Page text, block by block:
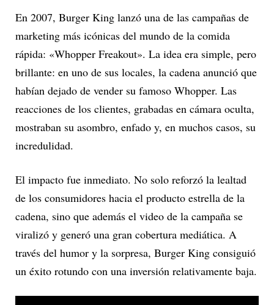
En 2007, Burger King lanzó una de las campañas de
marketing más icónicas del mundo de la comida
rápida: «Whopper Freakout». La idea era simple, pero
brillante: en uno de sus locales, la cadena anunció que
habían dejado de vender su famoso Whopper. Las
reacciones de los clientes, grabadas en cámara oculta,
mostraban su asombro, enfado y, en muchos casos, su
incredulidad.
El impacto fue inmediato. No solo reforzó la lealtad
de los consumidores hacia el producto estrella de la
cadena, sino que además el video de la campaña se
viralizó y generó una gran cobertura mediática. A
través del humor y la sorpresa, Burger King consiguió
un éxito rotundo con una inversión relativamente baja.